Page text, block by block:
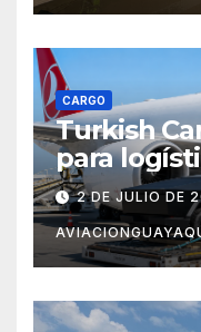
CARGO
Turkish
para
2 DE JULIO DE